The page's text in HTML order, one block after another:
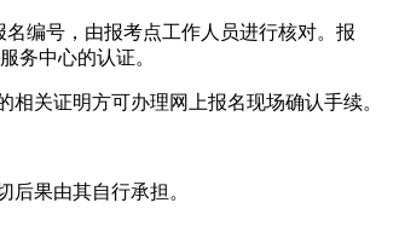
编号，由报考点工作人员进行核对。报
务中心的认证。
关证明方可办理网上报名现场确认手续。
果由其自行承担。